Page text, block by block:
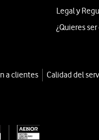
Legal y
¿Quieres
a clientes Calidad del